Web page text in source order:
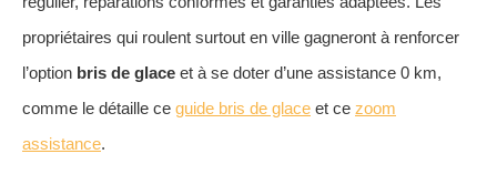
propriétaires qui roulent surtout en ville gagneront à renforcer
l’option bris de glace et à se doter d’une assistance 0 km,
comme le détaille ce guide bris de glace et ce zoom
assistance.